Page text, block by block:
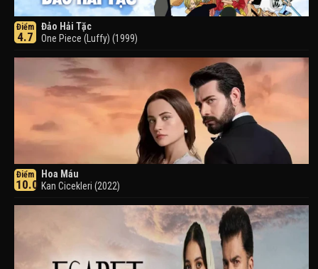
Điểm
4.7
Đảo Hải Tặc
One Piece (Luffy) (1999)
Điểm
10.0
Hoa Máu
Kan Cicekleri (2022)